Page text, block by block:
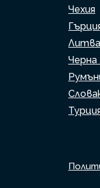
Чехия
Литва
Черна